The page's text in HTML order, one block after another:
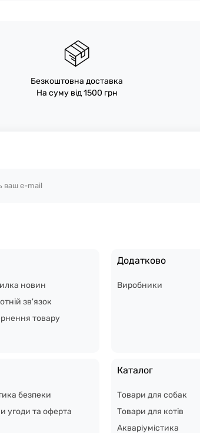
Безкоштовна доставка
На суму від 1500 грн
новин
зв'язок
товару
Додатково
Виробники
безпеки
угоди та оферта
Каталог
Товари для собак
Товари для котів
Акваріумістика